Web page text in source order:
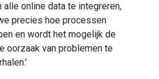
alle online data te integreren,
precies hoe processen
en wordt het mogelijk de
oorzaak van problemen te